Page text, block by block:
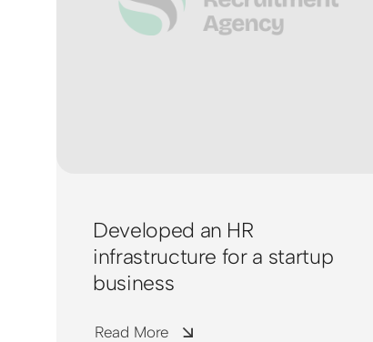
Developed an HR
infrastructure for a startup
business
Read More